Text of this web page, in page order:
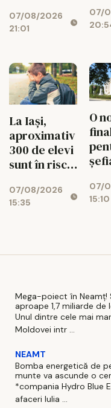
miliarde de
lei, cu 469
07/08/2026
21:01
07/
La Iași,
aproximativ
300 de elevi
sunt în risc
07/08/2026
15:35
O
Au
doi
07/
15:10
Mega-poiect în Neamț!
aproape 1,7 miliarde
Unul dintre cele mai
Moldovei intr ...
NEAMT
Bomba energetică de
munte va ascunde o
*compania Hydro Blue
afaceri Iulia ...